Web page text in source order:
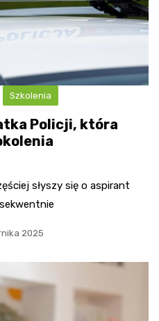
Szkolenia
Policji, która
słyszy się o aspirant
2025